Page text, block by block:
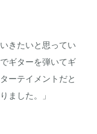
きたいと思ってい
ギターを弾いてギ
ーテイメントだと
ました。」